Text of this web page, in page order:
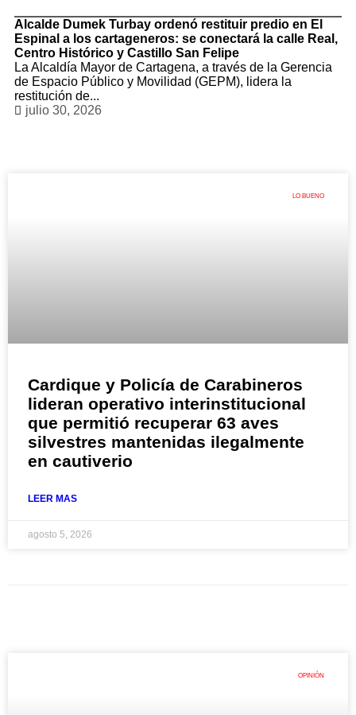
Alcalde Dumek Turbay ordenó restituir predio en El
Espinal a los cartageneros: se conectará la calle Real,
Centro Histórico y Castillo San Felipe
La Alcaldía Mayor de Cartagena, a través de la Gerencia
de Espacio Público y Movilidad (GEPM), lidera la
restitución de...
julio 30, 2026
LO BUENO
Cardique y Policía de Carabineros
lideran operativo interinstitucional
que permitió recuperar 63 aves
silvestres mantenidas ilegalmente
en cautiverio
LEER MAS
agosto 5, 2026
OPINIÓN